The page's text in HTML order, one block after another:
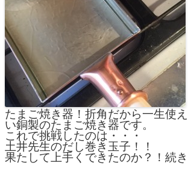
たまご焼き器！折角だから一生使
い銅製のたまご焼き器です。
これで挑戦したのは・・・
土井先生のだし巻き玉子！！
果たして上手くできたのか？！続